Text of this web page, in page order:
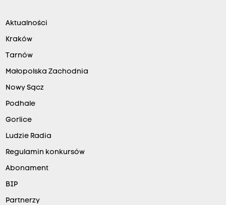
Aktualności
Kraków
Tarnów
Małopolska Zachodnia
Nowy Sącz
Podhale
Gorlice
Ludzie Radia
Regulamin konkursów
Abonament
BIP
Partnerzy